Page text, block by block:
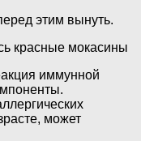
этим вынуть.
красные мокасины
иммунной
может